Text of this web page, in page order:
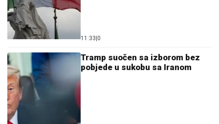
11:33|0
Tramp suočen sa izborom bez
pobjede u sukobu sa Iranom